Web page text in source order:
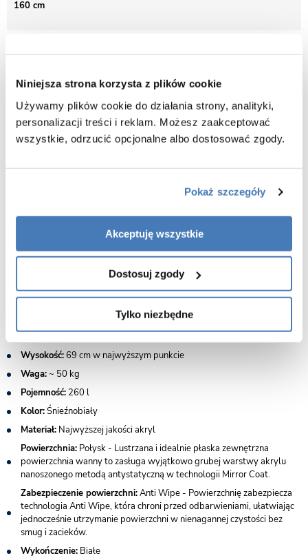
Niniejsza strona korzysta z plików cookie
Używamy plików cookie do działania strony, analityki,
personalizacji treści i reklam. Możesz zaakceptować
wszystkie, odrzucić opcjonalne albo dostosować zgody.
Pokaż szczegóły
Akceptuję wszystkie
Dostosuj zgody
Tylko niezbędne
160 cm
Opis produktu Wanna wolnostojąca Corsan
Estella 160 cm korek klik-klak biały
Wanna narożna z gwarancją jakości na okres 5 lat.
Innowacyjne technologie oraz procesy produkcji pozwalają nam
osiągać jakość produktów na najwyższym poziomie. Właśnie z tego
Wysokość - 69 cm w najwyższym punkcie
Wanna:Wolnostojąca
Wysokość:69 cm w najwyższym punkcie
Waga: ~ 50 kg
Pojemność: 260 l
Kolor:Śnieźnobiały
Materiał: Najwyższej jakości akryl
Powierzchnia: Połysk - Lustrzana i idealnie płaska zewnętrzna
powierzchnia wanny to zasługa wyjątkowo grubej warstwy akrylu
nanoszonego metodą antystatyczną w technologii Mirror Coat.
Zabezpieczenie powierzchni:Anti Wipe - Powierzchnię zabezpiecza
technologia Anti Wipe, która chroni przed odbarwieniami, ułatwiając
jednocześnie utrzymanie powierzchni w nienagannej czystości bez
smug i zacieków.
Wykończenie: Białe